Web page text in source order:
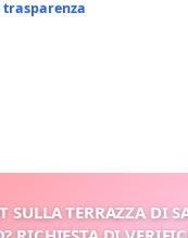
in attesa.
trasparenza
SULLA TERRAZZA DI